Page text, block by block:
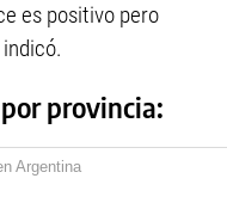
es positivo pero
provincia:
Argentina